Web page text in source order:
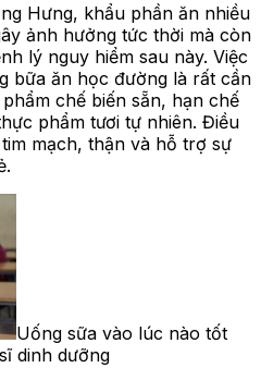
Hưng, khẩu phần ăn nhiều
ảnh hưởng tức thời mà còn
lý nguy hiểm sau này. Việc
bữa ăn học đường là rất cần
chế biến sẵn, hạn chế
phẩm tươi tự nhiên. Điều
mạch, thận và hỗ trợ sự
Uống sữa vào lúc nào tốt
dinh dưỡng